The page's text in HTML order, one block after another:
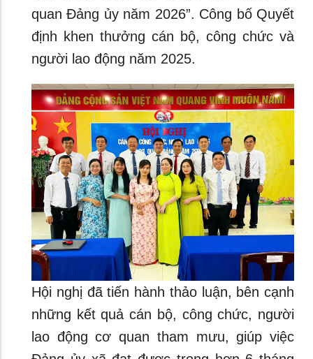
quan Đảng ủy năm 2026”. Công bố Quyết
định khen thưởng cán bộ, công chức và
người lao động năm 2025.
Hội nghị đã tiến hành thảo luận, bên cạnh
những kết quả cán bộ, công chức, người
lao động cơ quan tham mưu, giúp việc